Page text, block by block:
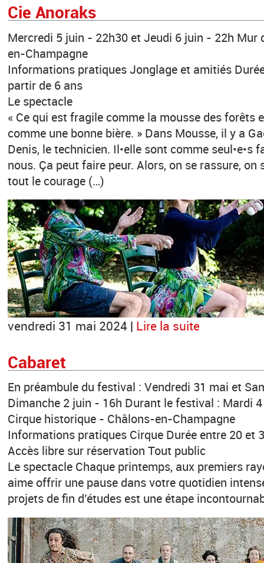
Cie Anoraks
Mercredi 5 juin - 22h30 et Jeudi 6 juin - 22h Mur
en-Champagne
Informations pratiques Jonglage et amitiés
partir de 6 ans
Le spectacle
« Ce qui est fragile comme la mousse des forêts
comme une bonne bière. » Dans Mousse, il y a
Denis, le technicien. Il•elle sont comme seul•e•s
nous. Ça peut faire peur. Alors, on se rassure,
tout le courage (…)
vendredi 31 mai 2024 | Lire la suite
Cabaret
En préambule du festival : Vendredi 31 mai et
Dimanche 2 juin - 16h Durant le festival : Mardi
Cirque historique - Châlons-en-Champagne
Informations pratiques Cirque Durée entre 20 et
Accès libre sur réservation Tout public
Le spectacle Chaque printemps, aux premiers
aime offrir une pause dans votre quotidien
projets de fin d’études est une étape